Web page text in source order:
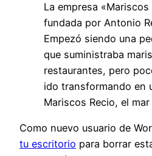
La empresa «Mariscos
fundada por Antonio
Empezó siendo una
que suministraba
restaurantes, pero
ido transformando en
Mariscos Recio, el
Como nuevo usuario de
tu escritorio para borrar